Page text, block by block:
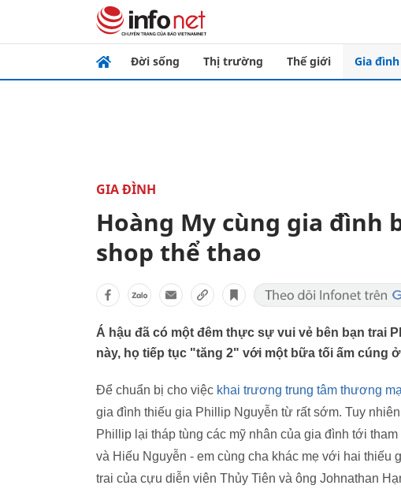
Đời sống Thị trường Thế giới Gia đình
GIA ĐÌNH
Hoàng My cùng gia
shop thể thao
Á hậu đã có một đêm thực sự vui vẻ bên bạn trai
này, họ tiếp tục "tăng 2" với một bữa tối ấm cúng
Để chuẩn bị cho việc khai trương trung tâm thương
gia đình thiếu gia Phillip Nguyễn từ rất sớm. Tuy
Phillip lại tháp tùng các mỹ nhân của gia đình tới
và Hiếu Nguyễn - em cùng cha khác mẹ với hai thiếu
trai của cựu diễn viên Thủy Tiên và ông Johnathan